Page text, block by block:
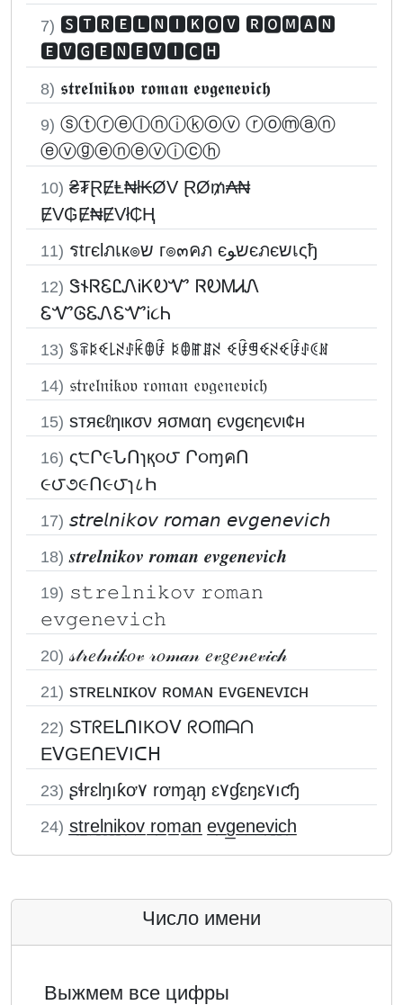
7) 🆂🆃🆁🅴🅻🅽🅸🅺🅾🆅 🆁🅾🅼🅰🅽
🅴🆅🅶🅴🅽🅴🆅🅸🅲🅷
8) 𝖘𝖙𝖗𝖊𝖑𝖓𝖎𝖐𝖔𝖛 𝖗𝖔𝖒𝖆𝖓 𝖊𝖛𝖌𝖊𝖓𝖊𝖛𝖎𝖈𝖍
9) ⓢⓣⓡⓔⓛⓝⓘⓚⓞⓥ ⓡⓞⓜⓐⓝ
ⓔⓥⓖⓔⓝⓔⓥⓘⓒⓗ
10) ₴₮ⱤɆⱠ₦ł₭ØV ⱤØ₥₳₦
ɆV₲Ɇ₦ɆVł₵Ⱨ
11) รtгєlภเк๏ש г๏๓คภ єשﻮєภєשเςђ
12) Ꮥ𐐆ᏒᏋᏝᏁᎥᏦᎧᏉ ᏒᎧᎷᏗᏁ
ᏋᏉᎶᏋᏁᏋᏉᎥ૮Ꮒ
13) ꌚꋖꌅꈼ꒒ꋊꂑꀗꂦꀰ ꌅꂦꂵꁲꋊ ꈼꀰꁅꈼꋊꈼꀰꂑꀯꍩ
14) 𝔰𝔱𝔯𝔢𝔩𝔫𝔦𝔨𝔬𝔳 𝔯𝔬𝔪𝔞𝔫 𝔢𝔳𝔤𝔢𝔫𝔢𝔳𝔦𝔠𝔥
15) ѕтяєℓηιкσν яσмαη єνgєηєνι¢н
16) ς੮Ր૯ՆՈɿқ૦౮ Ր૦ɱคՈ
૯౮૭૯Ո૯౮ɿ८Һ
17) 𝘴𝘵𝘳𝘦𝘭𝘯𝘪𝘬𝘰𝘷 𝘳𝘰𝘮𝘢𝘯 𝘦𝘷𝘨𝘦𝘯𝘦𝘷𝘪𝘤𝘩
18) 𝒔𝒕𝒓𝒆𝒍𝒏𝒊𝒌𝒐𝒗 𝒓𝒐𝒎𝒂𝒏 𝒆𝒗𝒈𝒆𝒏𝒆𝒗𝒊𝒄𝒉
19) 𝚜𝚝𝚛𝚎𝚕𝚗𝚒𝚔𝚘𝚟 𝚛𝚘𝚖𝚊𝚗
𝚎𝚟𝚐𝚎𝚗𝚎𝚟𝚒𝚌𝚑
20) 𝓈𝓉𝓇𝑒𝓁𝓃𝒾𝓀𝑜𝓋 𝓇𝑜𝓂𝒶𝓃 𝑒𝓋𝑔𝑒𝓃𝑒𝓋𝒾𝒸𝒽
21) sᴛʀᴇʟɴɪᴋᴏᴠ ʀᴏᴍᴀɴ ᴇᴠɢᴇɴᴇᴠɪᴄʜ
22) STᖇEᒪᑎIKOᐯ ᖇOᗰᗩᑎ
EᐯGEᑎEᐯIᑕᕼ
23) ʂɬrɛƖŋıƙơ۷ rơɱąŋ ɛ۷ɠɛŋɛ۷ıƈɧ
24) s̲t̲r̲e̲l̲n̲i̲k̲o̲v̲ r̲o̲m̲a̲n̲ e̲v̲g̲e̲n̲e̲v̲i̲c̲h̲
Число имени
Выжмем все цифры